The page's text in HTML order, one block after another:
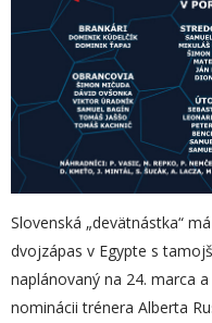
Slovenská „devätnástka“
dvojzápas v Egypte s
naplánovaný na 24. marca
nominácii trénera Alberta